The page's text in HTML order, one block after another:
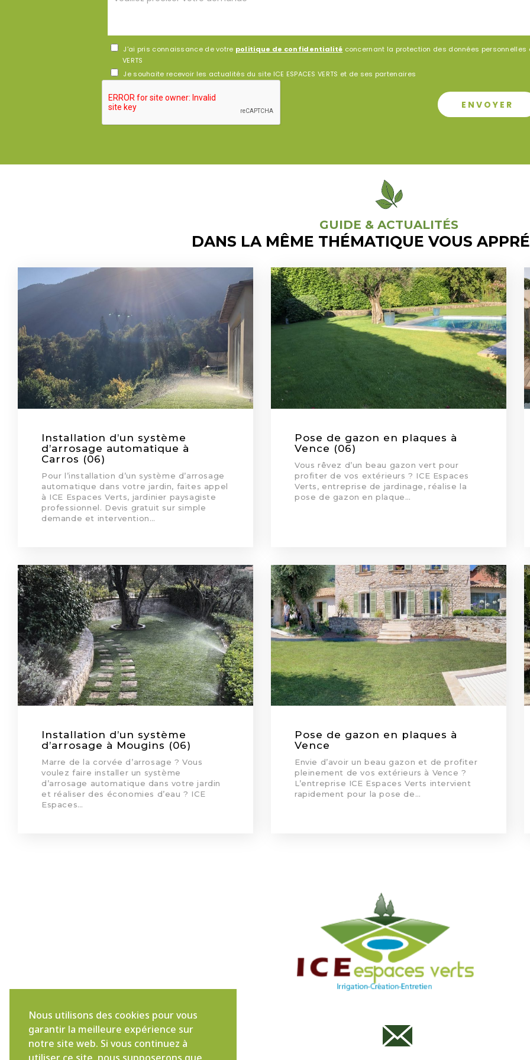
Nous utilisons des cookies pour vous
garantir la meilleure expérience sur
notre site web. Si vous continuez à
J'ai pris connaissance de votre politique de confidentialité concernant la protection des données personnelles
VERTS
Je souhaite recevoir les actualités du site ICE ESPACES VERTS et de ses partenaires
ENVOYER
GUIDE & ACTUALITÉS
DANS LA MÊME THÉMATIQUE VOUS
Installation d’un système
d’arrosage automatique à
Carros (06)
Pour l’installation d’un système d’arrosage
automatique dans votre jardin, faites appel
à ICE Espaces Verts, jardinier paysagiste
professionnel. Devis gratuit sur simple
demande et intervention…
Pose de gazon en plaques à
Vence (06)
Vous rêvez d’un beau gazon vert pour
profiter de vos extérieurs ? ICE Espaces
Verts, entreprise de jardinage, réalise la
pose de gazon en plaque…
Installation d’un système
d’arrosage à Mougins (06)
Marre de la corvée d’arrosage ? Vous
voulez faire installer un système
d’arrosage automatique dans votre jardin
et réaliser des économies d’eau ? ICE
Espaces…
Pose de gazon en plaques à
Vence
Envie d’avoir un beau gazon et de profiter
pleinement de vos extérieurs à Vence ?
L’entreprise ICE Espaces Verts intervient
rapidement pour la pose de…